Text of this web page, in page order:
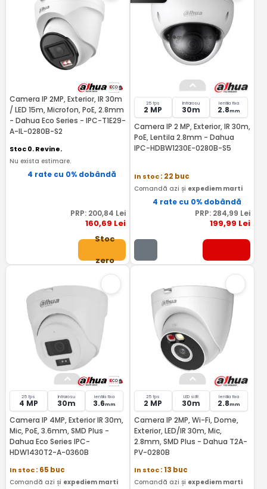
Camera IP 2MP, Exterior, IR 30m
/ LED 15m, Microfon, PoE, 2.8mm
- Dahua Eco Series - IPC-T1E29-
A-IL-0280B-S2
Stoc 0. Revine.
Nu exista estimare.
4 rate cu 0% dobândă
PRP: 200,84 Lei
160,69 Lei
Stoc
zero
25 fps
2 MP
Infrarosu
30m
lentila fixa
2.8mm
Camera IP 2 MP, Exterior, IR 30m,
PoE, Lentila 2.8mm - Dahua
IPC-HDBW1230E-0280B-S5
In stoc: 22 buc
Comandă azi și expediem marti
4 rate cu 0% dobândă
PRP: 284,99 Lei
199,99 Lei
25 fps
4 MP
Infrarosu
30m
lentila fixa
3.6mm
Camera IP 4MP, Exterior IR 30m,
Mic, PoE, 3.6mm, SMD Plus -
Dahua Eco Series IPC-
HDW1430T2-A-0360B
In stoc: 65 buc
Comandă azi și expediem marti
25 fps
2 MP
LED si IR
30m
lentila fixa
2.8mm
Camera IP 2MP, Wi-Fi, Dome,
Exterior, LED/IR 30m, Mic,
2.8mm, SMD Plus - Dahua T2A-
PV-0280B
In stoc: 13 buc
Comandă azi și expediem marti